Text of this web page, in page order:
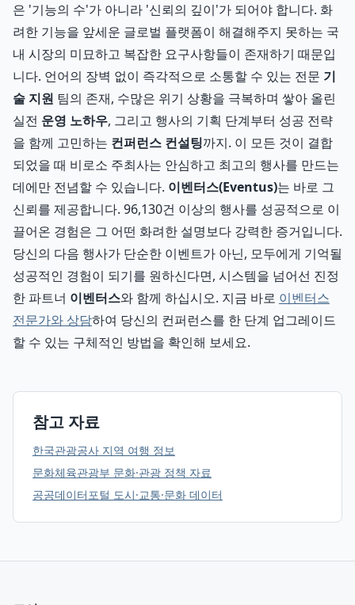
은 '기능의 수'가 아니라 '신뢰의 깊이'가 되어야 합니다. 화
려한 기능을 앞세운 글로벌 플랫폼이 해결해주지 못하는 국
내 시장의 미묘하고 복잡한 요구사항들이 존재하기 때문입
니다. 언어의 장벽 없이 즉각적으로 소통할 수 있는 전문 기
술 지원 팀의 존재, 수많은 위기 상황을 극복하며 쌓아 올린
실전 운영 노하우, 그리고 행사의 기획 단계부터 성공 전략
을 함께 고민하는 컨퍼런스 컨설팅까지. 이 모든 것이 결합
되었을 때 비로소 주최사는 안심하고 최고의 행사를 만드는
데에만 전념할 수 있습니다. 이벤터스(Eventus)는 바로 그
신뢰를 제공합니다. 96,130건 이상의 행사를 성공적으로 이
끌어온 경험은 그 어떤 화려한 설명보다 강력한 증거입니다.
당신의 다음 행사가 단순한 이벤트가 아닌, 모두에게 기억될
성공적인 경험이 되기를 원하신다면, 시스템을 넘어선 진정
한 파트너 이벤터스와 함께 하십시오. 지금 바로 이벤터스
전문가와 상담하여 당신의 컨퍼런스를 한 단계 업그레이드
할 수 있는 구체적인 방법을 확인해 보세요.
참고 자료
한국관광공사 지역 여행 정보
문화체육관광부 문화·관광 정책 자료
공공데이터포털 도시·교통·문화 데이터